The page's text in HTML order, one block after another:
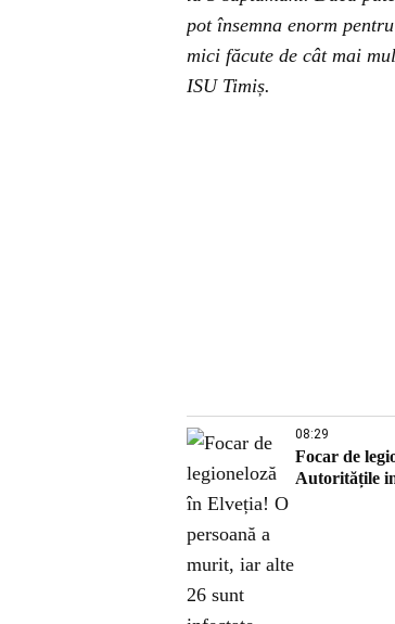
pot însemna enorm
mici făcute de cât mai
ISU Timiș.
08:29
Focar de
Autoritățile